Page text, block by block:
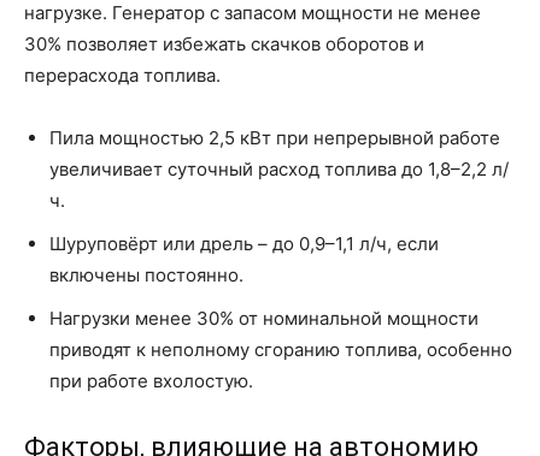
нагрузке. Генератор с запасом мощности не менее
30% позволяет избежать скачков оборотов и
перерасхода топлива.
Пила мощностью 2,5 кВт при непрерывной работе
увеличивает суточный расход топлива до 1,8–2,2 л/
ч.
Шуруповёрт или дрель – до 0,9–1,1 л/ч, если
включены постоянно.
Нагрузки менее 30% от номинальной мощности
приводят к неполному сгоранию топлива, особенно
при работе вхолостую.
Факторы, влияющие на автономию